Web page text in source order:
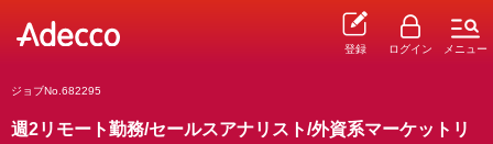
登録 ログイン メニュー
ジョブNo.682295
週2リモート勤務/セールスアナリスト/外資系マーケットリ